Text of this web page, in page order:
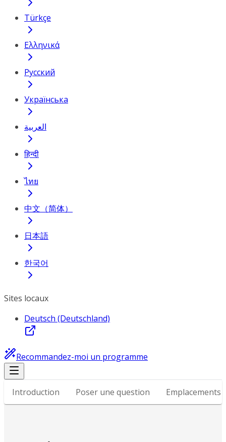
Türkçe
Ελληνικά
Русский
Українська
العربية
हिन्दी
ไทย
中文（简体）
日本語
한국어
Sites locaux
Deutsch (Deutschland)
Recommandez-moi un programme
Introduction Poser une question Emplacements